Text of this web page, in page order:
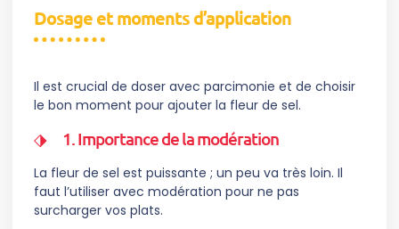
Dosage et moments d’application
Il est crucial de doser avec parcimonie et de choisir
le bon moment pour ajouter la fleur de sel.
1. Importance de la modération
La fleur de sel est puissante ; un peu va très loin. Il
faut l’utiliser avec modération pour ne pas
surcharger vos plats.